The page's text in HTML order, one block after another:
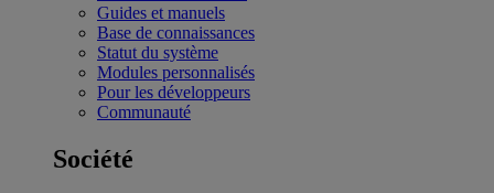
Guides et manuels
Base de connaissances
Statut du système
Modules personnalisés
Pour les développeurs
Communauté
Société